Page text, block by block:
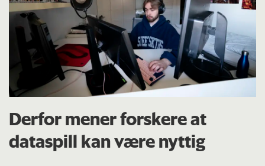
Derfor mener forskere at
dataspill kan være nyttig